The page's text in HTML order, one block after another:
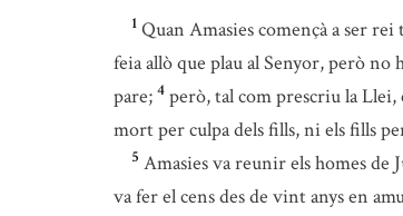
1 Quan Amasies començà a ser
feia allò que plau al Senyor, però no
pare; 4 però, tal com prescriu la Llei,
mort per culpa dels fills, ni els fills
5 Amasies va reunir els homes de
va fer el cens des de vint anys en